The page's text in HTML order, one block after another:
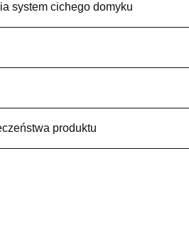
system cichego domyku
produktu